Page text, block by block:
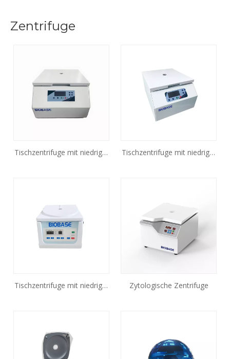
Zentrifuge
Tischzentrifuge mit niedriger
Tischzentrifuge mit niedriger
Tischzentrifuge mit niedriger
Zytologische Zentrifuge